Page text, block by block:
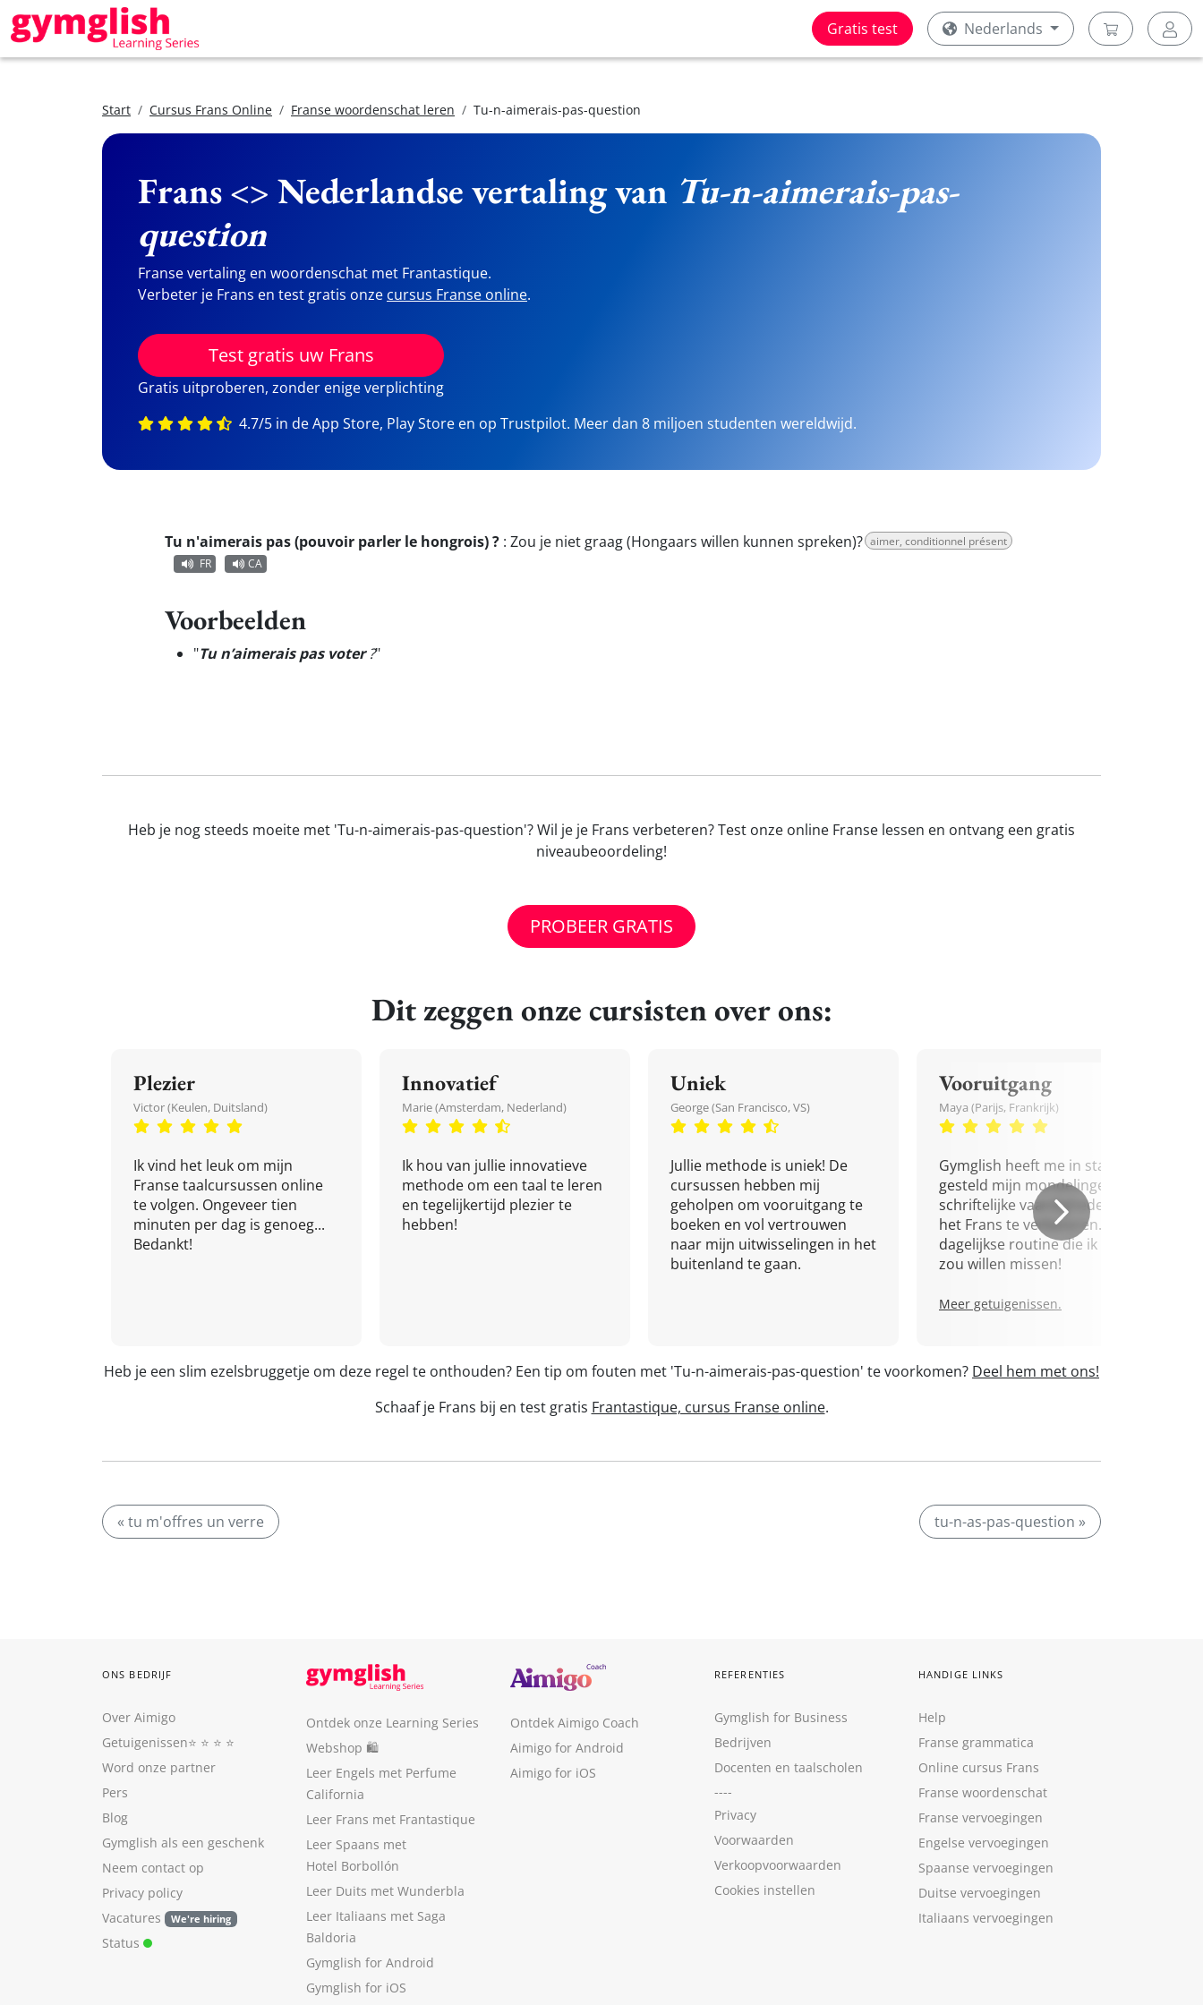
Gratis test Nederlands
Start Cursus Frans Online Franse woordenschat leren Tu-n-aimerais-pas-question
Frans <> Nederlandse vertaling van Tu-n-aimerais-pas-
question
Franse vertaling en woordenschat met Frantastique.
Verbeter je Frans en test gratis onze cursus Franse online.
Test gratis uw Frans
Gratis uitproberen, zonder enige verplichting
4.7/5 in de App Store, Play Store en op Trustpilot. Meer dan 8 miljoen studenten wereldwijd.
Tu n'aimerais pas (pouvoir parler le hongrois) ? : Zou je niet graag (Hongaars willen kunnen spreken)? aimer, conditionnel présent
FR
CA
Voorbeelden
"Tu n’aimerais pas voter?"
Heb je nog steeds moeite met 'Tu-n-aimerais-pas-question'? Wil je je Frans verbeteren? Test onze online Franse lessen en ontvang een gratis
niveaubeoordeling!
PROBEER GRATIS
Dit zeggen onze cursisten over ons:
Plezier
Victor (Keulen, Duitsland)
Ik vind het leuk om mijn
Franse taalcursussen online
te volgen. Ongeveer tien
minuten per dag is genoeg...
Bedankt!
Innovatief
Marie (Amsterdam, Nederland)
Ik hou van jullie innovatieve
methode om een taal te leren
en tegelijkertijd plezier te
hebben!
Uniek
George (San Francisco, VS)
Jullie methode is uniek! De
cursussen hebben mij
geholpen om vooruitgang te
boeken en vol vertrouwen
naar mijn uitwisselingen in het
buitenland te gaan.
Vooruitgang
Maya (Parijs, Frankrijk)
Gymglish heeft me in staat
gesteld mijn mondelinge en
schriftelijke vaardigheden in
het Frans te verbeteren. Een
dagelijkse routine die ik niet
zou willen missen!
Meer getuigenissen.
Heb je een slim ezelsbruggetje om deze regel te onthouden? Een tip om fouten met 'Tu-n-aimerais-pas-question' te voorkomen? Deel hem met ons!
Schaaf je Frans bij en test gratis Frantastique, cursus Franse online.
« tu m'offres un verre tu-n-as-pas-question »
ONS BEDRIJF
Over Aimigo
Getuigenissen⭐️ ⭐️ ⭐️ ⭐️
Word onze partner
Pers
Blog
Gymglish als een geschenk
Neem contact op
Privacy policy
Vacatures
We're hiring
Status
Ontdek onze Learning Series
Webshop 🛍
Leer Engels met Perfume
California
Leer Frans met Frantastique
Leer Spaans met
Hotel Borbollón
Leer Duits met Wunderbla
Leer Italiaans met Saga
Baldoria
Gymglish for Android
Gymglish for iOS
Ontdek Aimigo Coach
Aimigo for Android
Aimigo for iOS
REFERENTIES
Gymglish for Business
Bedrijven
Docenten en taalscholen
----
Privacy
Voorwaarden
Verkoopvoorwaarden
Cookies instellen
HANDIGE LINKS
Help
Franse grammatica
Online cursus Frans
Franse woordenschat
Franse vervoegingen
Engelse vervoegingen
Spaanse vervoegingen
Duitse vervoegingen
Italiaans vervoegingen